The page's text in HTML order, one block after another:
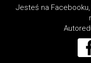
Jesteś na